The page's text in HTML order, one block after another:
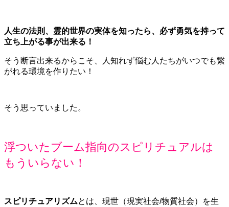
人生の法則、霊的世界の実体を知ったら、必ず勇気を持って
立ち上がる事が出来る！
そう断言出来るからこそ、人知れず悩む人たちがいつでも繋
がれる環境を作りたい！
そう思っていました。
浮ついたブーム指向のスピリチュアルは
もういらない！
スピリチュアリズムとは、現世（現実社会/物質社会）を生